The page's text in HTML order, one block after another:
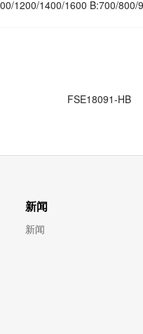
1200/1400/1600 B:700/800/
FSE18091-HB
新闻
新闻